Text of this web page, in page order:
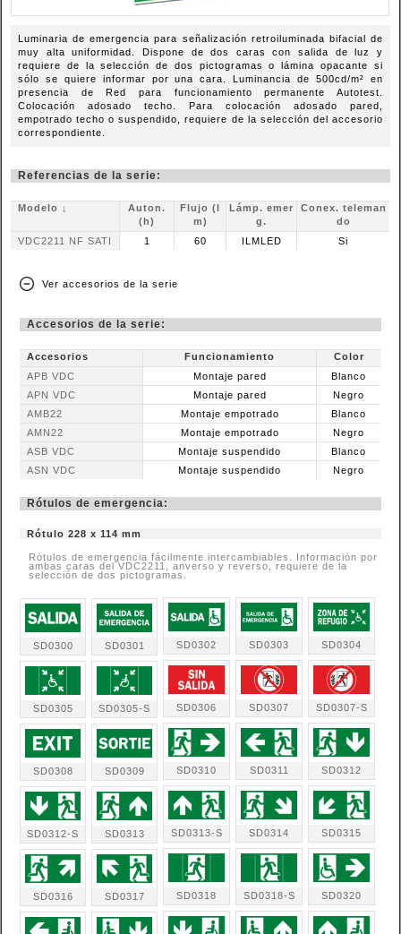
Luminaria de emergencia para señalización retroiluminada bifacial de
muy alta uniformidad. Dispone de dos caras con salida de luz y
requiere de la selección de dos pictogramas o lámina opacante si
sólo se quiere informar por una cara. Luminancia de 500cd/m² en
presencia de Red para funcionamiento permanente Autotest.
Colocación adosado techo. Para colocación adosado pared,
empotrado techo o suspendido, requiere de la selección del accesorio
correspondiente.
Referencias de la serie:
Modelo ↓
Auton.
(h)
Flujo (l
m)
Lámp. emer
g.
Conex. teleman
do
VDC2211 NF SATI
1 60 ILMLED Si
Ver accesorios de la serie
Accesorios de la serie:
Accesorios Funcionamiento
Color
APB VDC
Montaje pared
Blanco
APN VDC
Montaje pared
Negro
AMB22
Montaje empotrado
Blanco
AMN22
Montaje empotrado
Negro
ASB VDC
Montaje suspendido
Blanco
ASN VDC
Montaje suspendido Negro
Rótulos de emergencia:
Rótulo 228 x 114 mm
Rótulos de emergencia fácilmente intercambiables. Información por
ambas caras del VDC2211, anverso y reverso, requiere de la
selección de dos pictogramas.
SD0300 SD0301 SD0302 SD0303 SD0304
SD0305 SD0305-S SD0306 SD0307 SD0307-S
SD0308 SD0309 SD0310 SD0311 SD0312
SD0312-S SD0313 SD0313-S SD0314 SD0315
SD0316 SD0317 SD0318 SD0318-S SD0320